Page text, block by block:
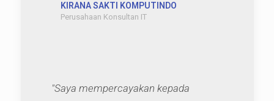
KIRANA SAKTI KOMPUTINDO
Perusahaan Konsultan IT
"Saya mempercayakan kepada